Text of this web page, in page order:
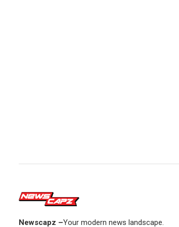
Newscapz –Your modern news landscape.